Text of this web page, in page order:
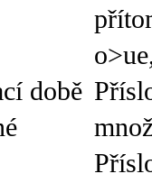
době